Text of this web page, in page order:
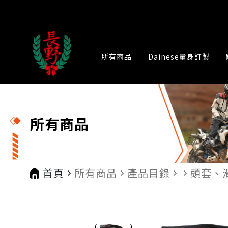
所有商品 Dainese量身訂製
所有商品
首頁 navigate_next 所有商品 navigate_next 產品目錄 navigate_next navigate_next 頭套、